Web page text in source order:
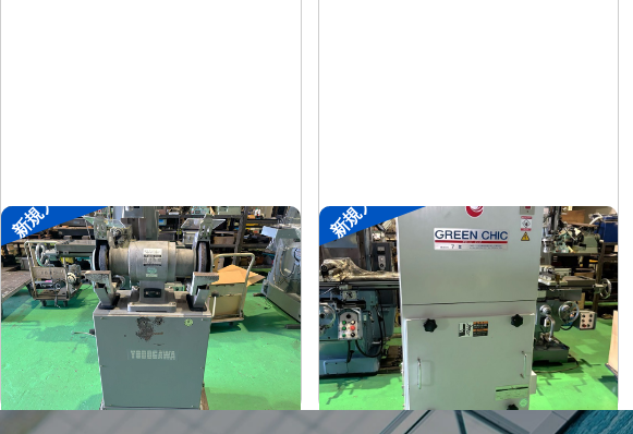
新規入荷
両頭グラインダー
メーカー 淀川電機
形 式FG-255T
年 式 1990
新規入荷
集塵機
メーカー
形 式 RD100-1-1.5M
年 式 2002